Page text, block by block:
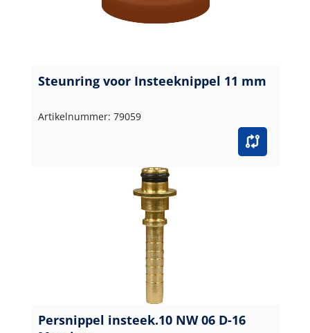
Steunring voor Insteeknippel 11 mm
Artikelnummer: 79059
Persnippel insteek.10 NW 06 D-16